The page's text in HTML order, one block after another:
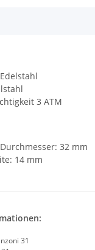
3 ATM
32 mm
14 mm
31